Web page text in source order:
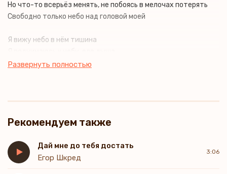
Но что-то всерьёз менять, не побоясь в мелочах потерять
Свободно только небо над головой моей
Я вижу небо в нём тишина
И вдруг понимаю это моя душа
Я и не ведал что этот мир такой
Развернуть полностью
Рекомендуем также
Дай мне до тебя достать
Егор Шкред
3:06